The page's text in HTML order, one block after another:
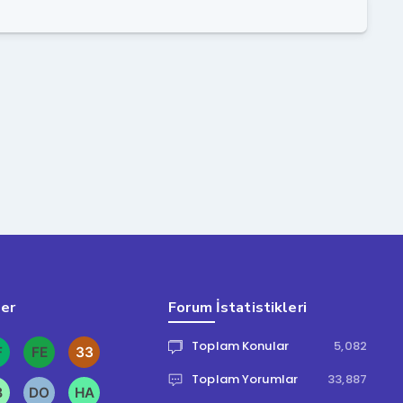
Forum İstatistikleri
Toplam Konular
5,082
Toplam Yorumlar
33,887